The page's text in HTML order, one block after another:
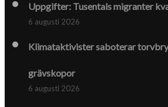
Uppgifter: Tusentals migranter
6 augusti 2026
Klimat­aktivister saboterar
gräv­skopor
6 augusti 2026